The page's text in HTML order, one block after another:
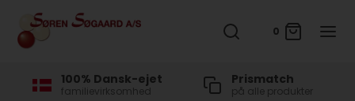
0
100% Dansk-ejet
familievirksomhed
Prismatch
på alle produkter